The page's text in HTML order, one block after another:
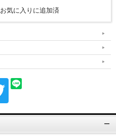
お気に入りに追加済